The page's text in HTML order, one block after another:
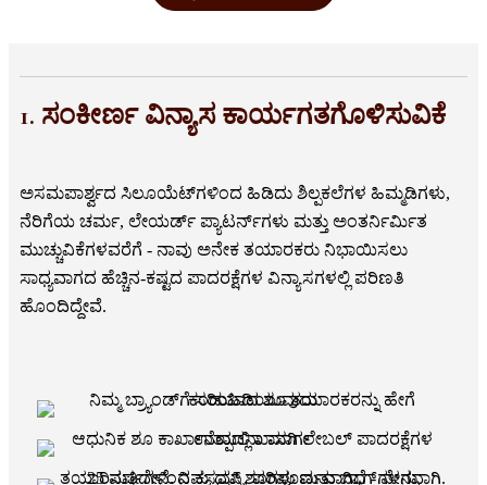
1. ಸಂಕೀರ್ಣ ವಿನ್ಯಾಸ ಕಾರ್ಯಗತಗೊಳಿಸುವಿಕೆ
ಅಸಮಪಾರ್ಶ್ವದ ಸಿಲೂಯೆಟ್‌ಗಳಿಂದ ಹಿಡಿದು ಶಿಲ್ಪಕಲೆಗಳ ಹಿಮ್ಮಡಿಗಳು,
ನೆರಿಗೆಯ ಚರ್ಮ, ಲೇಯರ್ಡ್ ಪ್ಯಾಟರ್ನ್‌ಗಳು ಮತ್ತು ಅಂತರ್ನಿರ್ಮಿತ
ಮುಚ್ಚುವಿಕೆಗಳವರೆಗೆ - ನಾವು ಅನೇಕ ತಯಾರಕರು ನಿಭಾಯಿಸಲು
ಸಾಧ್ಯವಾಗದ ಹೆಚ್ಚಿನ-ಕಷ್ಟದ ಪಾದರಕ್ಷೆಗಳ ವಿನ್ಯಾಸಗಳಲ್ಲಿ ಪರಿಣತಿ
ಹೊಂದಿದ್ದೇವೆ.